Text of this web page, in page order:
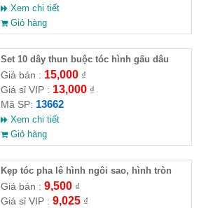
Xem chi tiết
Giỏ hàng
Set 10 dây thun buộc tóc hình gấu dâu
Giá bán : 15,000₫
Giá sỉ VIP : 13,000₫
Mã SP: 13662
Xem chi tiết
Giỏ hàng
Kẹp tóc pha lê hình ngôi sao, hình tròn
Giá bán : 9,500₫
Giá sỉ VIP : 9,025₫